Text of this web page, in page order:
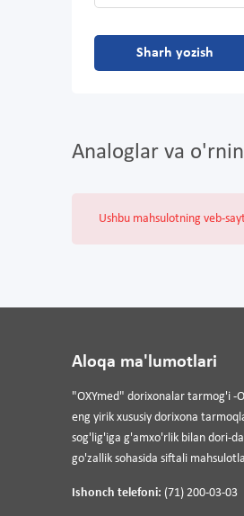
Sharh yozish
Analoglar va
Ushbu mahsulotning veb-
Aloqa ma'lumotlari
"OXYmed" dorixonalar tarmog'i -
eng yirik xususiy dorixona
sog'lig'iga g'amxo'rlik bilan dori-
go'zallik sohasida siftali
Ishonch telefoni: (71) 200-03-03